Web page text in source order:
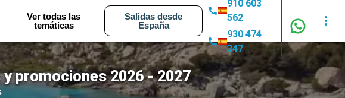
Ver todas las
temáticas
Salidas desde
España
910 603
562
930 474
347
promociones 2026 - 2027